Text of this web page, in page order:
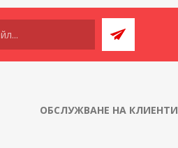
ОБСЛУЖВАНЕ НА КЛИЕНТИ